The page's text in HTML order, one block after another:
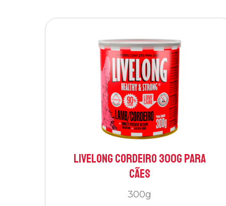
Livelong Cordeiro 300g para
Cães
300g